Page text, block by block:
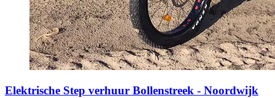
Elektrische Step verhuur Bollenstreek - Noordwijk